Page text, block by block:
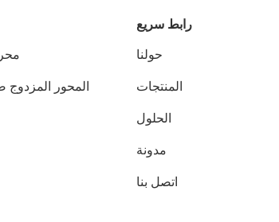
رابط سريع
حولنا
المنتجات
الحلول
مدونة
اتصل بنا
المحور